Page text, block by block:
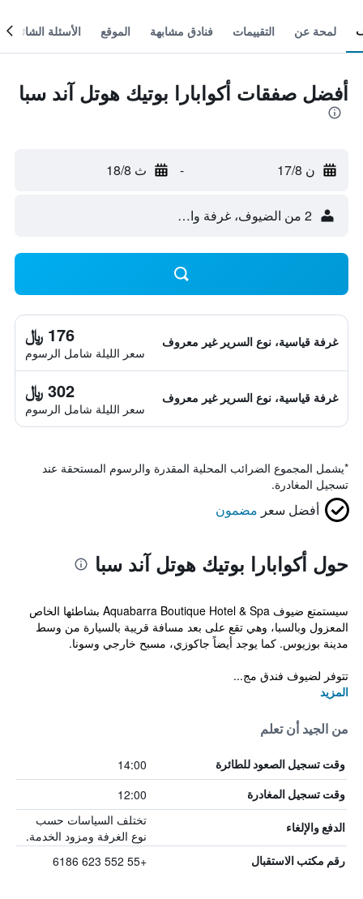
لمحة عن التقييمات فنادق مشابهة الموقع الأسئلة الشائعة
أفضل صفقات أكوابارا بوتيك هوتل آند سبا
ن 17/8 - ث 18/8
2 من الضيوف، غرفة واحدة
غرفة قياسية، نوع السرير غير معروف 176 ﷼
سعر الليلة شامل الرسوم
غرفة قياسية، نوع السرير غير معروف 302 ﷼
سعر الليلة شامل الرسوم
*يشمل المجموع الضرائب المحلية المقدرة والرسوم المستحقة عند
تسجيل المغادرة.
أفضل سعر مضمون
حول أكوابارا بوتيك هوتل آند سبا
سيستمتع ضيوف Aquabarra Boutique Hotel & Spa بشاطئها الخاص
المعزول وبالسبا، وهي تقع على بعد مسافة قريبة بالسيارة من وسط
مدينة بوزيوس. كما يوجد أيضاً جاكوزي، مسبح خارجي وسونا.
تتوفر لضيوف فندق مج...
المزيد
من الجيد أن تعلم
وقت تسجيل الصعود للطائرة 14:00
وقت تسجيل المغادرة 12:00
الدفع والإلغاء
تختلف السياسات حسب
نوع الغرفة ومزود الخدمة.
رقم مكتب الاستقبال +55 552 623 6186